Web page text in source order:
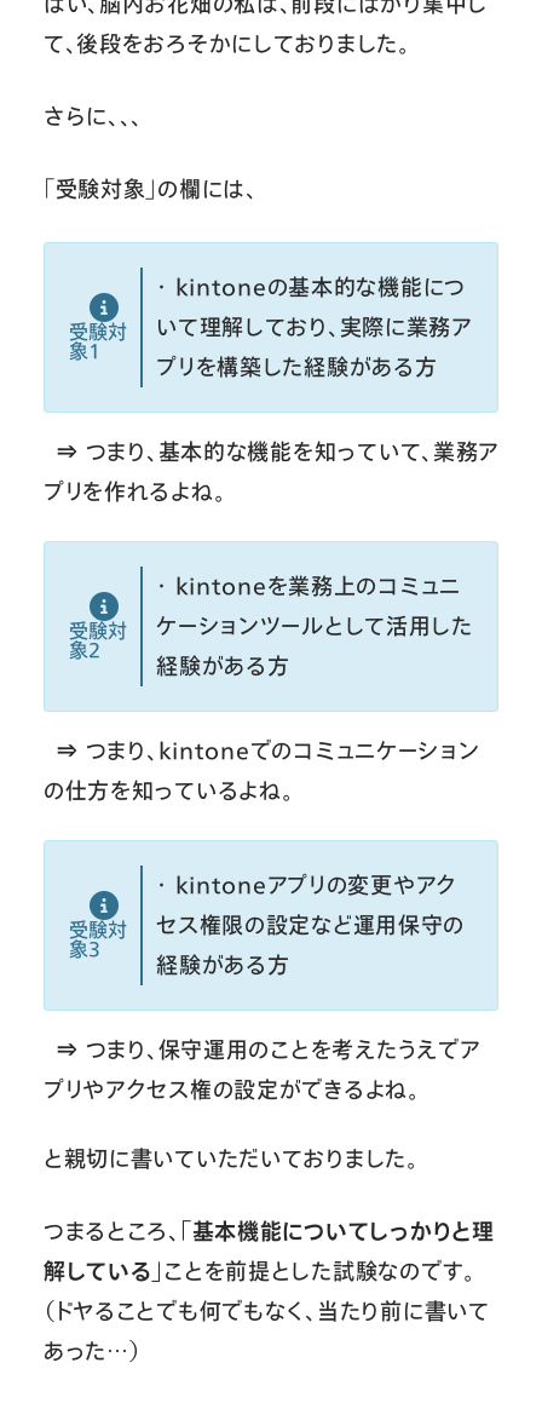
て、後段をおろそかにしておりました。
さらに、、、
「受験対象」の欄には、
受験対
象１
・ kintoneの基本的な機能につ
いて理解しており、実際に業務ア
プリを構築した経験がある方
⇒ つまり、基本的な機能を知っていて、業務ア
プリを作れるよね。
受験対
象２
・ kintoneを業務上のコミュニ
ケーションツールとして活用した
経験がある方
⇒ つまり、kintoneでのコミュニケーション
の仕方を知っているよね。
受験対
象３
・ kintoneアプリの変更やアク
セス権限の設定など運用保守の
経験がある方
⇒ つまり、保守運用のことを考えたうえでア
プリやアクセス権の設定ができるよね。
と親切に書いていただいておりました。
つまるところ、 「基本機能についてしっかりと理
解している」 ことを前提とした試験なのです。
（ドヤることでも何でもなく、当たり前に書いて
あった…）